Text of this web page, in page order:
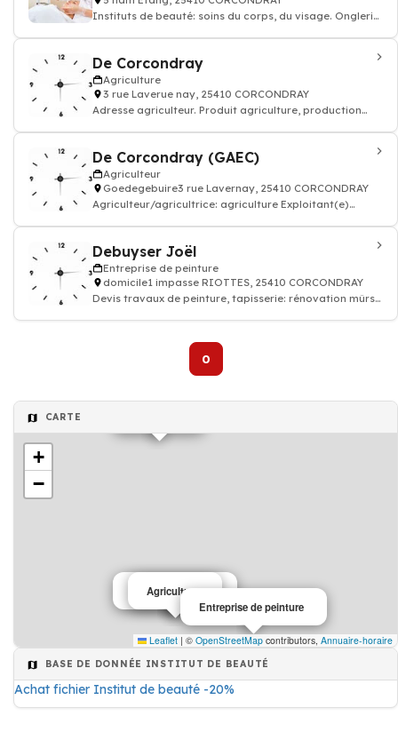
Instituts de beauté: soins du corps, du visage. Onglerie:
De Corcondray
Agriculture
3 rue Laverue nay, 25410 CORCONDRAY
Adresse agriculteur. Produit agriculture, production
De Corcondray (GAEC)
Agriculteur
Goedegebuire3 rue Lavernay, 25410 CORCONDRAY
Agriculteur/agricultrice: agriculture Exploitant(e)
Debuyser Joël
Entreprise de peinture
domicile1 impasse RIOTTES, 25410 CORCONDRAY
Devis travaux de peinture, tapisserie: rénovation mûrs
0
CARTE
Institut de beauté
Agriculture
Entreprise de peinture
+
−
Leaflet | © OpenStreetMap contributors, Annuaire-horaire
BASE DE DONNÉE INSTITUT DE BEAUTÉ
Achat fichier Institut de beauté -20%